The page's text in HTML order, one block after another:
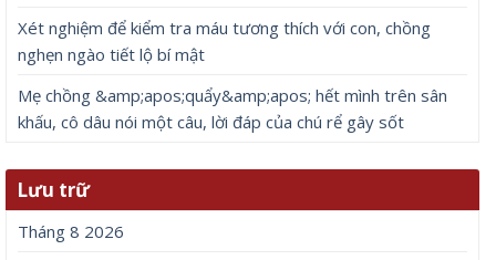
Xét nghiệm để kiểm tra máu tương thích với con, chồng
nghẹn ngào tiết lộ bí mật
Mẹ chồng &amp;apos;quẩy&amp;apos; hết mình trên sân
khấu, cô dâu nói một câu, lời đáp của chú rể gây sốt
Lưu trữ
Tháng 8 2026